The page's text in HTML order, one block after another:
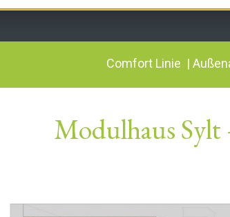
Comfort Linie |
Modulhaus Sylt